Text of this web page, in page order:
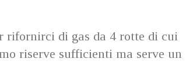
rifornirci di gas da 4 rotte di cui
riserve sufficienti ma serve un